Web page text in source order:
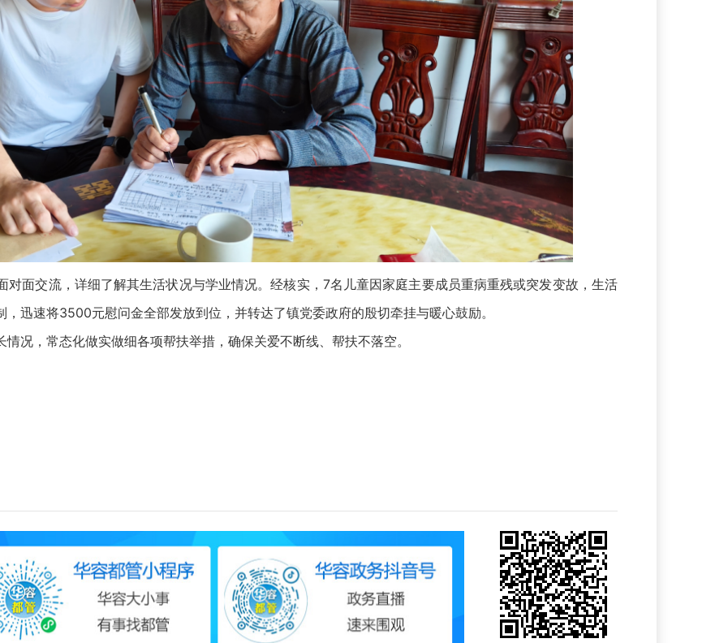
面交流，详细了解其生活状况与学业情况。经核实，7名儿童因家庭主要成员重病重残或突发变故，生活
迅速将3500元慰问金全部发放到位，并转达了镇党委政府的殷切牵挂与暖心鼓励。
，常态化做实做细各项帮扶举措，确保关爱不断线、帮扶不落空。